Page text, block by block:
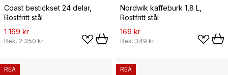
Coast bestickset 24 delar,
Rostfritt stål
1 169 kr
Rek. 2 350 kr
Nordwik kaffeburk 1,8 L,
Rostfritt stål
169 kr
Rek. 349 kr
REA
REA